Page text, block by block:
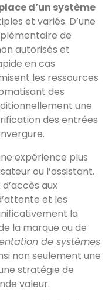
d’un système
et variés. D’une
de
autorisés et
en cas
les ressources
des
une
des entrées
expérience plus
ou l’assistant.
aux
et les
la
la marque ou de
de systèmes
non seulement une
stratégie de
valeur.